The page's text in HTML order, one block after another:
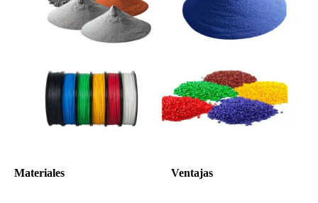
Materiales Ventajas